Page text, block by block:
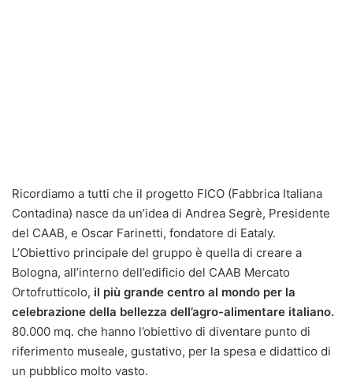
Ricordiamo a tutti che il progetto FICO (Fabbrica Italiana
Contadina) nasce da un’idea di Andrea Segrè, Presidente
del CAAB, e Oscar Farinetti, fondatore di Eataly.
L’Obiettivo principale del gruppo è quella di creare a
Bologna, all’interno dell’edificio del CAAB Mercato
Ortofrutticolo, il più grande centro al mondo per la
celebrazione della bellezza dell’agro-alimentare italiano.
80.000 mq. che hanno l’obiettivo di diventare punto di
riferimento museale, gustativo, per la spesa e didattico di
un pubblico molto vasto.